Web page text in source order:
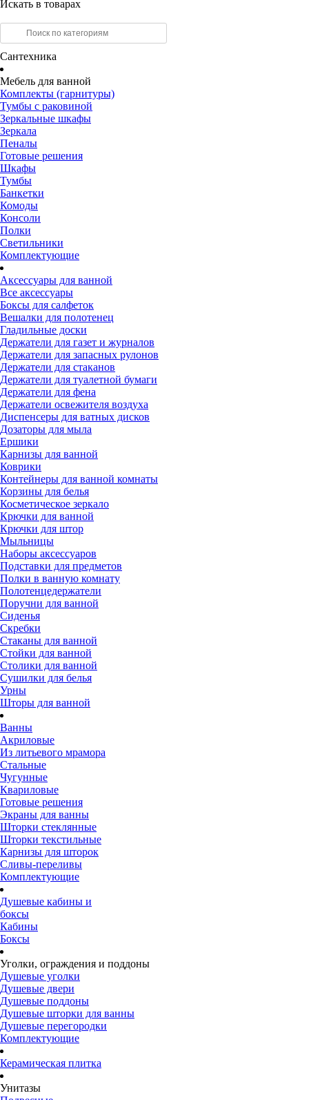
Искать в товарах
Сантехника
Мебель для ванной
Комплекты (гарнитуры)
Тумбы с раковиной
Зеркальные шкафы
Зеркала
Пеналы
Готовые решения
Шкафы
Тумбы
Банкетки
Комоды
Консоли
Полки
Светильники
Комплектующие
Аксессуары для ванной
Все аксессуары
Боксы для салфеток
Вешалки для полотенец
Гладильные доски
Держатели для газет и журналов
Держатели для запасных рулонов
Держатели для стаканов
Держатели для туалетной бумаги
Держатели для фена
Держатели освежителя воздуха
Диспенсеры для ватных дисков
Дозаторы для мыла
Ершики
Карнизы для ванной
Коврики
Контейнеры для ванной комнаты
Корзины для белья
Косметическое зеркало
Крючки для ванной
Крючки для штор
Мыльницы
Наборы аксессуаров
Подставки для предметов
Полки в ванную комнату
Полотенцедержатели
Поручни для ванной
Сиденья
Скребки
Стаканы для ванной
Стойки для ванной
Столики для ванной
Сушилки для белья
Урны
Шторы для ванной
Ванны
Акриловые
Из литьевого мрамора
Стальные
Чугунные
Квариловые
Готовые решения
Экраны для ванны
Шторки стеклянные
Шторки текстильные
Карнизы для шторок
Сливы-переливы
Комплектующие
Душевые кабины и
боксы
Кабины
Боксы
Уголки, ограждения и поддоны
Душевые уголки
Душевые двери
Душевые поддоны
Душевые шторки для ванны
Душевые перегородки
Комплектующие
Керамическая плитка
Унитазы